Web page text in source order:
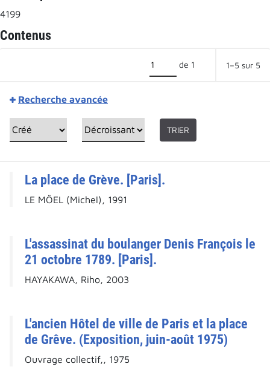
4199
Contenus
de 1 1–5 sur 5
Recherche avancée
TRIER
La place de Grève. [Paris].
LE MÖEL (Michel), 1991
L'assassinat du boulanger Denis François le
21 octobre 1789. [Paris].
HAYAKAWA, Riho, 2003
L'ancien Hôtel de ville de Paris et la place
de Grêve. (Exposition, juin-août 1975)
Ouvrage collectif,, 1975